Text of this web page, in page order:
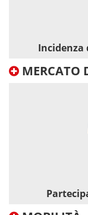
MERCATO